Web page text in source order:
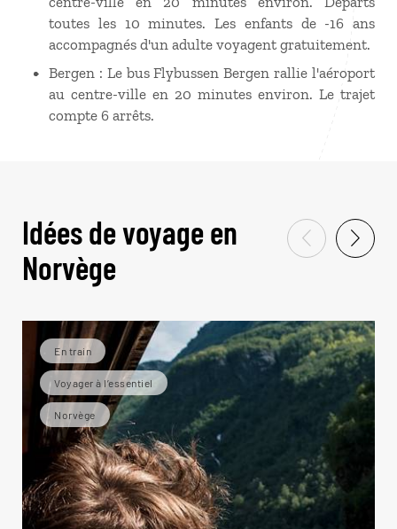
toutes les 10 minutes. Les enfants de -16 ans
accompagnés d'un adulte voyagent gratuitement.
Bergen : Le bus Flybussen Bergen rallie l'aéroport
au centre-ville en 20 minutes environ. Le trajet
compte 6 arrêts.
Idées de voyage en
Norvège
En train
Voyager à l’essentiel
Norvège